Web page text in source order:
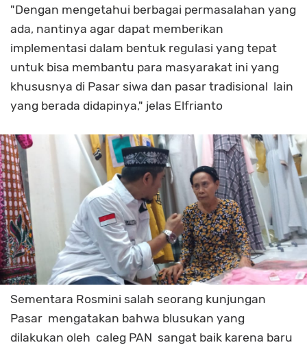
"Dengan mengetahui berbagai permasalahan yang
ada, nantinya agar dapat memberikan
implementasi dalam bentuk regulasi yang tepat
untuk bisa membantu para masyarakat ini yang
khususnya di Pasar siwa dan pasar tradisional lain
yang berada didapinya," jelas Elfrianto
Sementara Rosmini salah seorang kunjungan
Pasar mengatakan bahwa blusukan yang
dilakukan oleh caleg PAN sangat baik karena baru